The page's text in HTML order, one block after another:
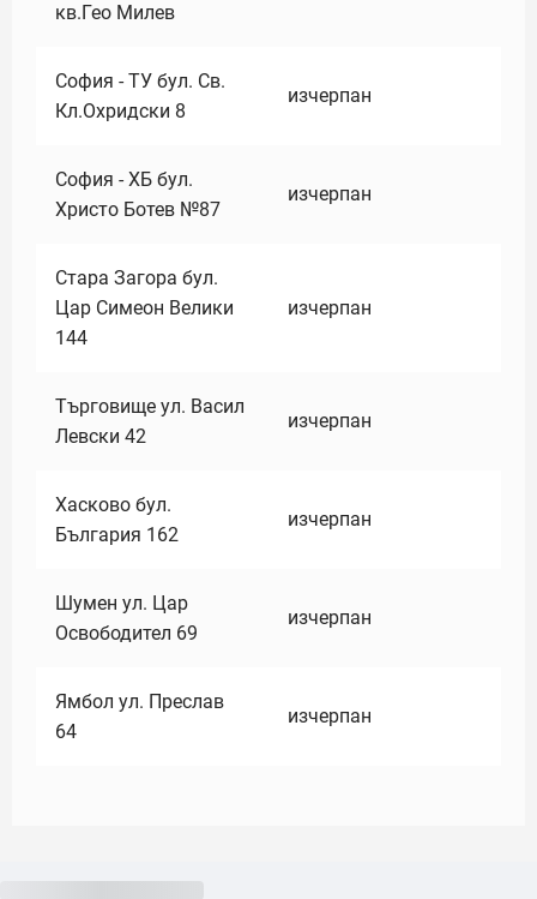
кв.Гео Милев
София - ТУ бул. Св.
Кл.Охридски 8
изчерпан
София - ХБ бул.
Христо Ботев №87
изчерпан
Стара Загора бул.
Цар Симеон Велики
144
изчерпан
Търговище ул. Васил
Левски 42
изчерпан
Хасково бул.
България 162
изчерпан
Шумен ул. Цар
Освободител 69
изчерпан
Ямбол ул. Преслав
64
изчерпан